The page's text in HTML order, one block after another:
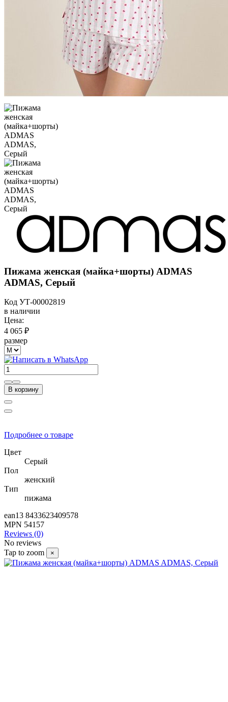
Пижама женская (майка+шорты) ADMAS
ADMAS, Серый
Код УТ-00002819
в наличии
Цена:
4 065 ₽
размер
В корзину
Подробнее о товаре
Цвет
Серый
Пол
женский
Тип
пижама
ean13 8433623409578
MPN 54157
Reviews (0)
No reviews
Tap to zoom
×